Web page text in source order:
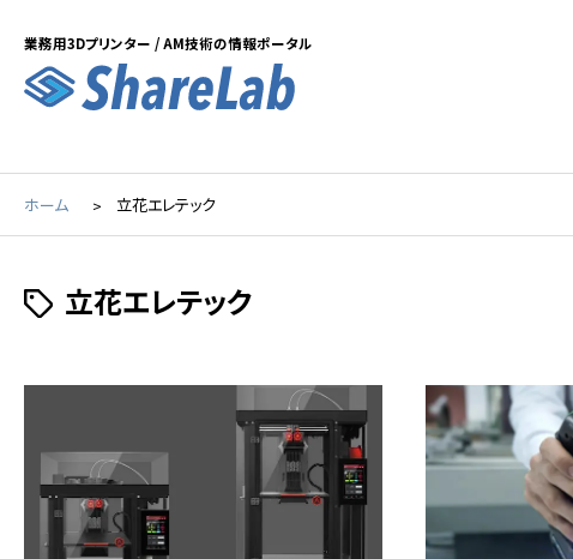
業務用3Dプリンター / AM技術の情報ポータル
ホーム 立花エレテック
立花エレテック